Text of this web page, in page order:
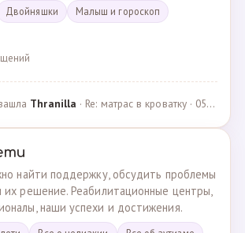
Двойняшки Малыш и гороскоп
Thranilla · Re: матрас в кроватку · 05.05.2024
найти поддержку, обсудить проблемы
решение. Реабилитационные центры,
наши успехи и достижения.